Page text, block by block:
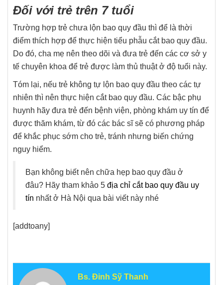
Đối với trẻ trên 7 tuổi
Trường hợp trẻ chưa lộn bao quy đầu thì để là thời
điểm thích hợp để thực hiện tiểu phẫu cắt bao quy đầu.
Do đó, cha mẹ nên theo dõi và đưa trẻ đến các cơ sở y
tế chuyên khoa để trẻ được làm thủ thuật ở độ tuổi này.
Tóm lại, nếu trẻ không tự lộn bao quy đầu theo các tự
nhiên thì nên thực hiện cắt bao quy đầu. Các bậc phụ
huynh hãy đưa trẻ đến bệnh viện, phòng khám uy tín để
được thăm khám, từ đó các bác sĩ sẽ có phương pháp
để khắc phục sớm cho trẻ, tránh nhưng biến chứng
nguy hiểm.
Bạn không biết nên chữa hẹp bao quy đầu ở
đâu? Hãy tham khảo 5 địa chỉ cắt bao quy đầu uy
tín nhất ở Hà Nội qua bài viết này nhé
[addtoany]
Bs. Đinh Sỹ Thanh